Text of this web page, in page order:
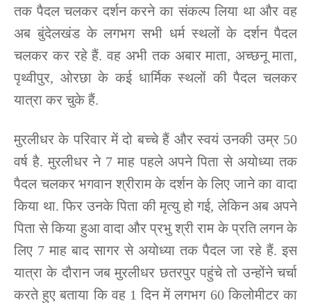
तक पैदल चलकर दर्शन करने का संकल्प लिया था और वह
अब बुंदेलखंड के लगभग सभी धर्म स्थलों के दर्शन पैदल
चलकर कर रहे हैं. वह अभी तक अबार माता, अच्छनू माता,
पृथ्वीपुर, ओरछा के कई धार्मिक स्थलों की पैदल चलकर
यात्रा कर चुके हैं.
मुरलीधर के परिवार में दो बच्चे हैं और स्वयं उनकी उम्र 50
वर्ष है. मुरलीधर ने 7 माह पहले अपने पिता से अयोध्या तक
पैदल चलकर भगवान श्रीराम के दर्शन के लिए जाने का वादा
किया था. फिर उनके पिता की मृत्यु हो गई, लेकिन अब अपने
पिता से किया हुआ वादा और प्रभु श्री राम के प्रति लगन के
लिए 7 माह बाद सागर से अयोध्या तक पैदल जा रहे हैं. इस
यात्रा के दौरान जब मुरलीधर छतरपुर पहुंचे तो उन्होंने चर्चा
करते हुए बताया कि वह 1 दिन में लगभग 60 किलोमीटर का